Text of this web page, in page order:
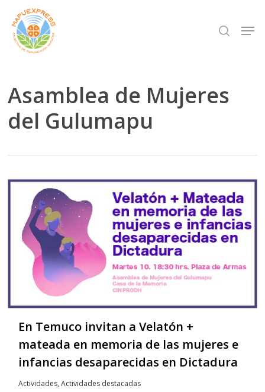
Skip
main
search
Asamblea de Mujeres
del Gulumapu
En Temuco invitan a Velatón +
mateada en memoria de las mujeres e
infancias desaparecidas en Dictadura
Actividades,Actividades destacadas
Close